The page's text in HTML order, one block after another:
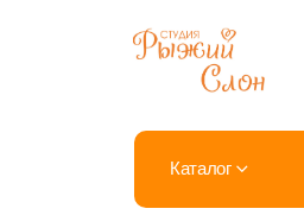
Каталог